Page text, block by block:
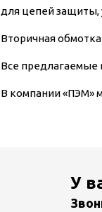
для цепей защиты,
Вторичная
Все предлагаемые
В компании «ПЭМ»
У